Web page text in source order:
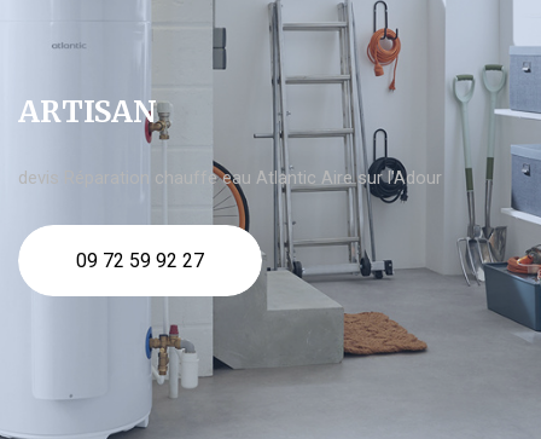
ARTISAN
devis Réparation chauffe eau Atlantic Aire sur l'Adour
09 72 59 92 27